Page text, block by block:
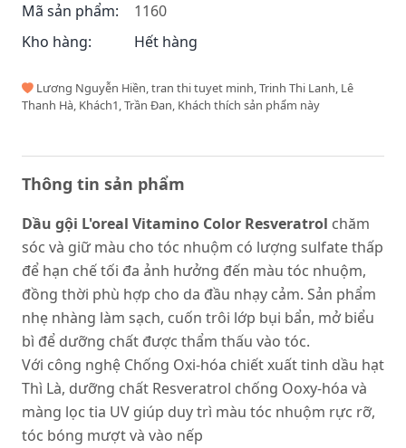
Mã sản phẩm:
1160
Kho hàng:
Hết hàng
Lương Nguyễn Hiền, tran thi tuyet minh, Trinh Thi Lanh, Lê
Thanh Hà, Khách1, Trần Đan, Khách thích sản phẩm này
Thông tin sản phẩm
Dầu gội L'oreal Vitamino Color Resveratrol chăm
sóc và giữ màu cho tóc nhuộm có lượng sulfate thấp
để hạn chế tối đa ảnh hưởng đến màu tóc nhuộm,
đồng thời phù hợp cho da đầu nhạy cảm. Sản phẩm
nhẹ nhàng làm sạch, cuốn trôi lớp bụi bẩn, mở biểu
bì để dưỡng chất được thẩm thấu vào tóc.
Với công nghệ Chống Oxi-hóa chiết xuất tinh dầu hạt
Thì Là, dưỡng chất Resveratrol chống Ooxy-hóa và
màng lọc tia UV giúp duy trì màu tóc nhuộm rực rỡ,
tóc bóng mượt và vào nếp